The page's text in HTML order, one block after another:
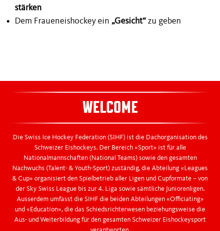
stärken
Dem Fraueneishockey ein „Gesicht“zu geben
WELCOME
Die Swiss Ice Hockey Federation (SIHF) ist die Dachorganisation des
Schweizer Eishockeys. Der Bereich «Sport» ist für alle
Nationalmannschaften (National Teams) sowie den gesamten
Nachwuchs (Talent- & Youth-Sport) zuständig, die Abteilung «Leagues
& Cup» organisiert den Spielbetrieb aller Ligen und Cupformate – von
der Sky Swiss League bis zur 4. Liga sowie sämtliche Juniorenligen.
Ausserdem umfasst die SIHF die beiden Abteilungen «Officiating»
und «Education», die das Schiedsrichterwesen beziehungsweise die
Aus- und Weiterbildung für den gesamten Schweizer Eishockeysport